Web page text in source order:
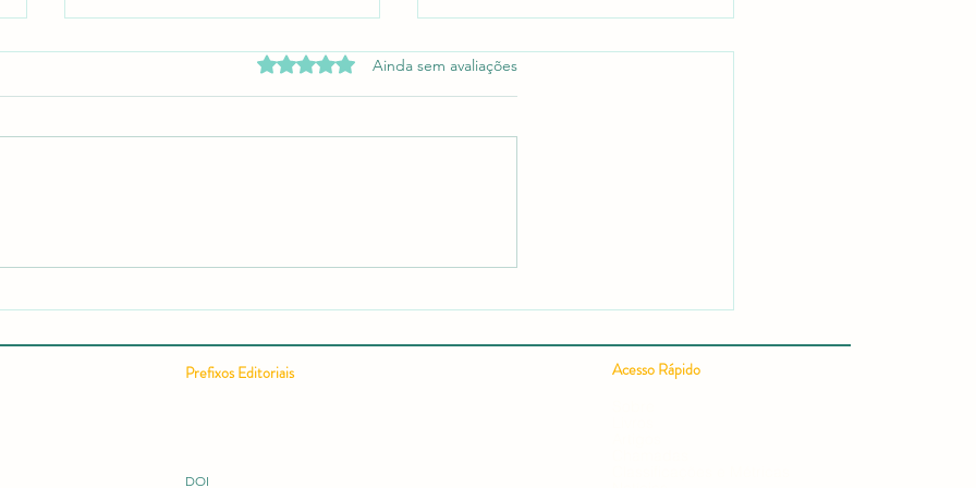
RCMOS é publicado com
internacional
Científico em 24h: Guia
Científica Rápida e Conquistar
Pontuação em Editais e
Avaliado com 0 de 5 estrelas.
Ainda sem avaliações
Prefixos Editoriais
DOI
Acesso Rápido